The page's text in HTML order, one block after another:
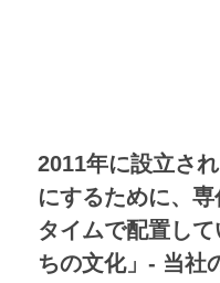
2011年に設立さ
にするために、
タイムで配置し
ちの文化」- 当社